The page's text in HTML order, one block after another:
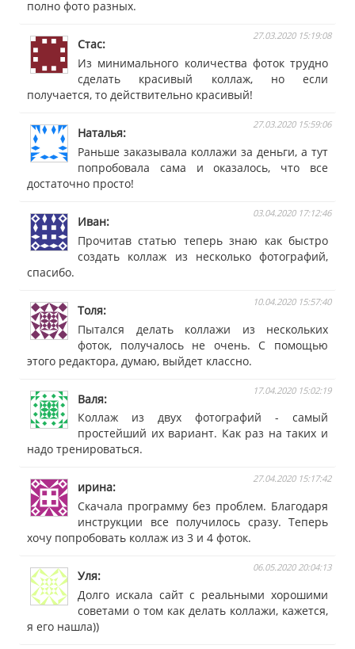
полно фото разных.
Стас
27.03.2020 15:19:08
Из минимального количества фоток трудно
сделать красивый коллаж, но если
получается, то действительно красивый!
Наталья
27.03.2020 15:59:06
Раньше заказывала коллажи за деньги, а тут
попробовала сама и оказалось, что все
достаточно просто!
Иван
03.04.2020 17:12:46
Прочитав статью теперь знаю как быстро
создать коллаж из несколько фотографий,
спасибо.
Толя
10.04.2020 15:57:40
Пытался делать коллажи из нескольких
фоток, получалось не очень. С помощью
этого редактора, думаю, выйдет классно.
Валя
17.04.2020 15:02:19
Коллаж из двух фотографий - самый
простейший их вариант. Как раз на таких и
надо тренироваться.
ирина
27.04.2020 15:17:42
Скачала программу без проблем. Благодаря
инструкции все получилось сразу. Теперь
хочу попробовать коллаж из 3 и 4 фоток.
Уля
06.05.2020 20:04:13
Долго искала сайт с реальными хорошими
советами о том как делать коллажи, кажется,
я его нашла))